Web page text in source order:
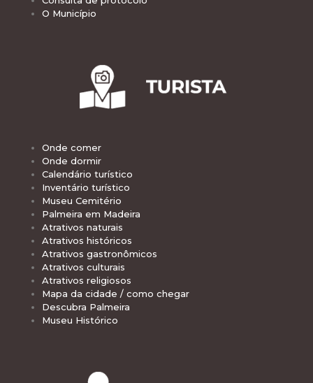
O Município
Onde comer
Onde dormir
Calendário turístico
Inventário turístico
Museu Cemitério
Palmeira em Madeira
Atrativos naturais
Atrativos históricos
Atrativos gastronômicos
Atrativos culturais
Atrativos religiosos
Mapa da cidade / como chegar
Descubra Palmeira
Museu Histórico